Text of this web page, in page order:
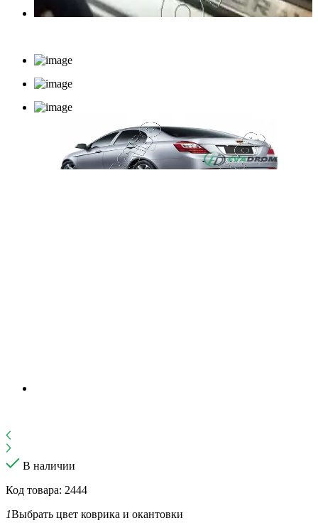
В наличии
Код товара: 2444
1Выбрать цвет коврика и окантовки